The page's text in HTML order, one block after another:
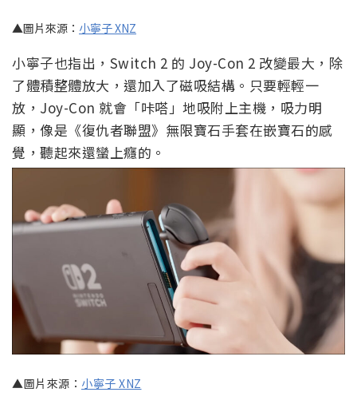
▲圖片來源： 小寧子 XNZ
小寧子也指出，Switch 2 的 Joy-Con 2 改變最大，除
了體積整體放大，還加入了磁吸結構。只要輕輕一
放，Joy-Con 就會「咔嗒」地吸附上主機，吸力明
顯，像是《復仇者聯盟》無限寶石手套在嵌寶石的感
覺，聽起來還蠻上癮的。
▲圖片來源： 小寧子 XNZ